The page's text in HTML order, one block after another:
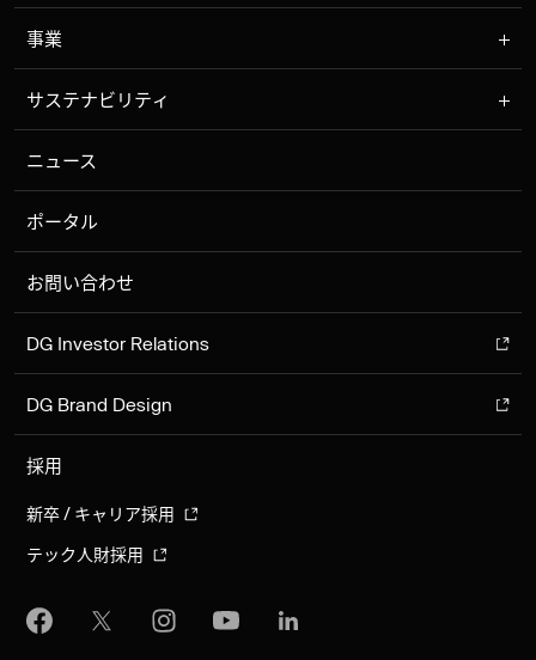
事業
サステナビリティ
ニュース
ポータル
お問い合わせ
DG Investor Relations
DG Brand Design
採用
新卒 / キャリア採用
テック人財採用